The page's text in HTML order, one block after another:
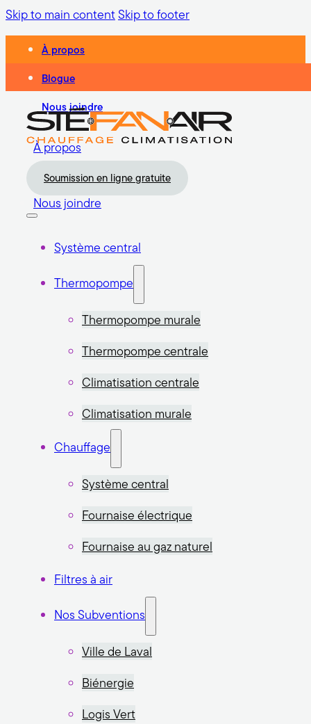
Skip to main contentSkip to footer
À propos
Blogue
Nous joindre
À propos
Blogue
Nous joindre
Soumission en ligne gratuite
Système central
Thermopompe
Thermopompe murale
Thermopompe centrale
Climatisation centrale
Climatisation murale
Chauffage
Système central
Fournaise électrique
Fournaise au gaz naturel
Filtres à air
Nos Subventions
Ville de Laval
Biénergie
Logis Vert